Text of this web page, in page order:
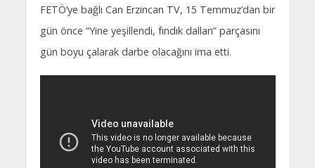
FETÖ’ye bağlı Can Erzincan TV, 15 Temmuz’dan bir
gün önce “Yine yeşillendi, fındık dalları” parçasını
gün boyu çalarak darbe olacağını ima etti.